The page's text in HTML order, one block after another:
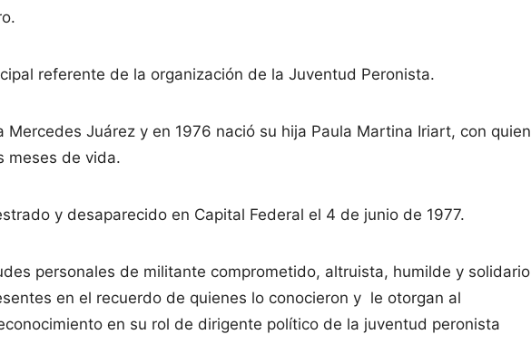
referente de la organización de la Juventud Peronista.
Mercedes Juárez y en 1976 nació su hija Paula Martina Iriart, con quien
meses de vida.
y desaparecido en Capital Federal el 4 de junio de 1977.
personales de militante comprometido, altruista, humilde y solidario
en el recuerdo de quienes lo conocieron y le otorgan al
en su rol de dirigente político de la juventud peronista